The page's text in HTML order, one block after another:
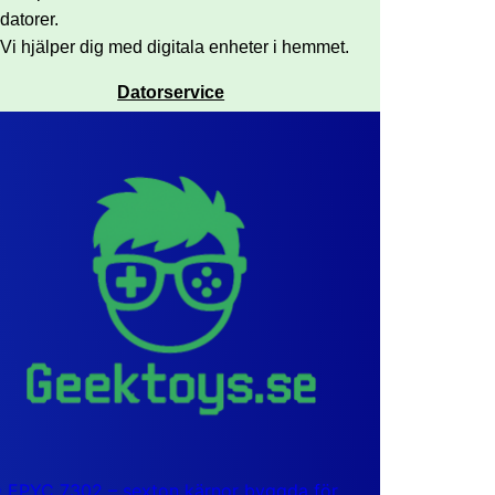
datorer.
Vi hjälper dig med digitala enheter i hemmet.
Datorservice
EPYC 7302 – sexton kärnor byggda för